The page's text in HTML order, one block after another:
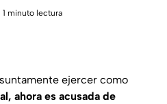
1 minuto lectura
ejercer como
ahora es acusada de